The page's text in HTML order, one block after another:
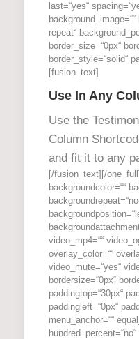
last=“yes“
repeat“
border_size=“0px“
border_style=“solid“
[fusion_text]
Use In Any
Use the
Column
and fit it to any
[/fusion_text][/
backgroundcolor=““
video_mp4=““
overlay_color=““
video_mute=“yes“
bordersize=“0px“
paddingtop=“30px“
paddingleft=“0px“
menu_anchor=““
hundred_percent=“no“